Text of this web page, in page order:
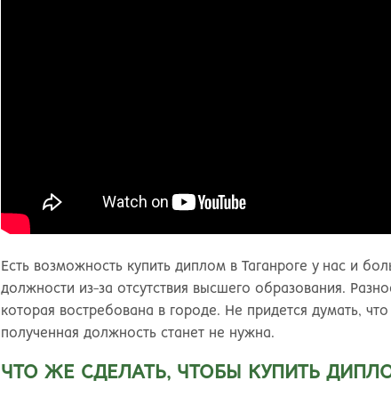
Есть возможность купить диплом в Таганроге у нас и
должности из-за отсутствия высшего образования.
которая востребована в городе. Не придется думать,
полученная должность станет не нужна.
ЧТО ЖЕ СДЕЛАТЬ, ЧТОБЫ КУПИТЬ